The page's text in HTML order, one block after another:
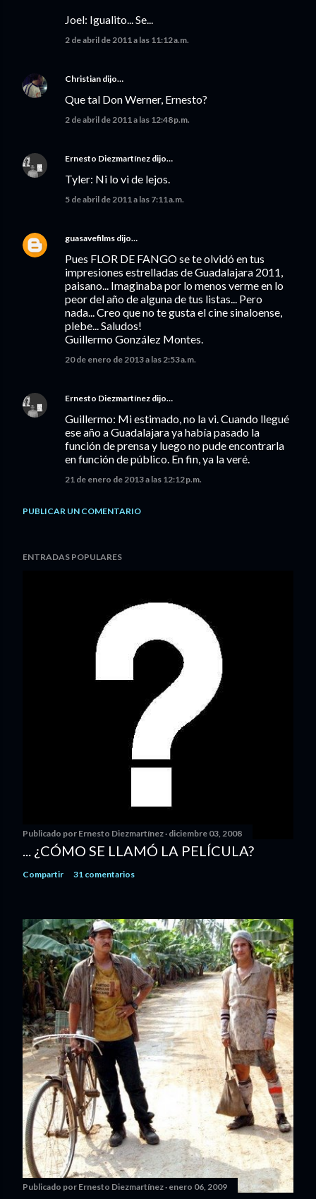
Joel: Igualito... Se...
2 de abril de 2011 a las 11:12 a.m.
Christian dijo…
Que tal Don Werner, Ernesto?
2 de abril de 2011 a las 12:48 p.m.
Ernesto Diezmartínez dijo…
Tyler: Ni lo vi de lejos.
5 de abril de 2011 a las 7:11 a.m.
guasavefilms dijo…
Pues FLOR DE FANGO se te olvidó en tus
impresiones estrelladas de Guadalajara 2011,
paisano... Imaginaba por lo menos verme en lo
peor del año de alguna de tus listas... Pero
nada... Creo que no te gusta el cine sinaloense,
plebe... Saludos!
Guillermo González Montes.
20 de enero de 2013 a las 2:53 a.m.
Ernesto Diezmartínez dijo…
Guillermo: Mi estimado, no la vi. Cuando llegué
ese año a Guadalajara ya había pasado la
función de prensa y luego no pude encontrarla
en función de público. En fin, ya la veré.
21 de enero de 2013 a las 12:12 p.m.
PUBLICAR UN COMENTARIO
ENTRADAS POPULARES
Publicado por Ernesto Diezmartínez diciembre 03, 2008
... ¿CÓMO SE LLAMÓ LA PELÍCULA?
Compartir 31 comentarios
Publicado por Ernesto Diezmartínez enero 06, 2009